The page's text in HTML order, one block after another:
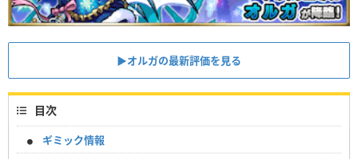
▶オルガの最新評価を見る
目次
ギミック情報